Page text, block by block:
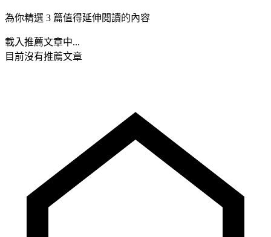
為你精選 3 篇值得延伸閱讀的內容
載入推薦文章中...
目前沒有推薦文章